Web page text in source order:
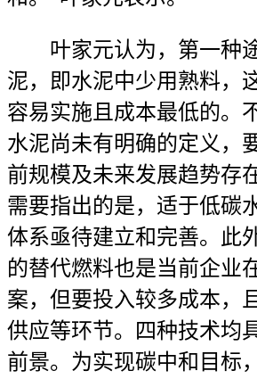
叶家元认为，第一种
泥，即水泥中少用熟料，
容易实施且成本最低的。
水泥尚未有明确的定义，
前规模及未来发展趋势存
需要指出的是，适于低碳
体系亟待建立和完善。此
的替代燃料也是当前企业
案，但要投入较多成本，
供应等环节。四种技术均
前景。为实现碳中和目标